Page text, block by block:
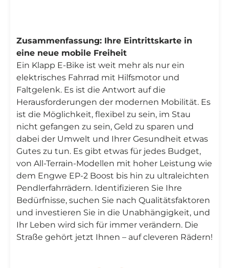
Zusammenfassung: Ihre Eintrittskarte in
eine neue mobile Freiheit
Ein Klapp E-Bike ist weit mehr als nur ein
elektrisches Fahrrad mit Hilfsmotor und
Faltgelenk. Es ist die Antwort auf die
Herausforderungen der modernen Mobilität. Es
ist die Möglichkeit, flexibel zu sein, im Stau
nicht gefangen zu sein, Geld zu sparen und
dabei der Umwelt und Ihrer Gesundheit etwas
Gutes zu tun. Es gibt etwas für jedes Budget,
von All-Terrain-Modellen mit hoher Leistung wie
dem Engwe EP-2 Boost bis hin zu ultraleichten
Pendlerfahrrädern. Identifizieren Sie Ihre
Bedürfnisse, suchen Sie nach Qualitätsfaktoren
und investieren Sie in die Unabhängigkeit, und
Ihr Leben wird sich für immer verändern. Die
Straße gehört jetzt Ihnen – auf cleveren Rädern!